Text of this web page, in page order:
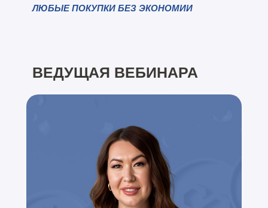
ЛЮБЫЕ ПОКУПКИ БЕЗ ЭКОНОМИИ
ВЕДУЩАЯ ВЕБИНАРА